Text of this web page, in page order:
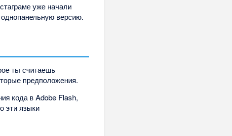
уже начали
версию.
ты считаешь
предположения.
кода в Adobe Flash,
эти языки